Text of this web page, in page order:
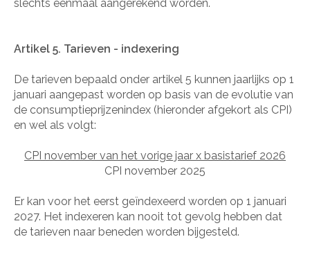
slechts éénmaal aangerekend worden.
Artikel 5. Tarieven - indexering
De tarieven bepaald onder artikel 5 kunnen jaarlijks op 1
januari aangepast worden op basis van de evolutie van
de consumptieprijzenindex (hieronder afgekort als CPI)
en wel als volgt:
CPI november van het vorige jaar x basistarief 2026
CPI november 2025
Er kan voor het eerst geïndexeerd worden op 1 januari
2027. Het indexeren kan nooit tot gevolg hebben dat
de tarieven naar beneden worden bijgesteld.